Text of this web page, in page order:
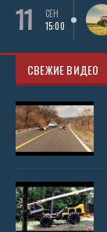
11
СЕН
15:00
СВЕЖИЕ ВИДЕО